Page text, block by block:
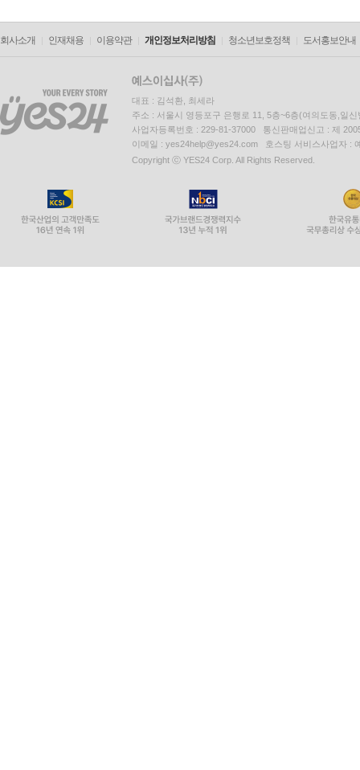
회사소개 인재채용 이용약관 개인정보처리방침 청소년보호정책 도서홍보안내
대표 : 김석환, 최세라
주소 : 서울시 영등포구 은행로 11, 5층~6층(여의도동,일신
사업자등록번호 : 229-81-37000 통신판매업신고 : 제
이메일 : yes24help@yes24.com 호스팅 서비스사업자 :
Copyright ⓒ YES24 Corp. All Rights Reserved.